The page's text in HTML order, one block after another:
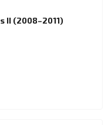
II (2008–2011)